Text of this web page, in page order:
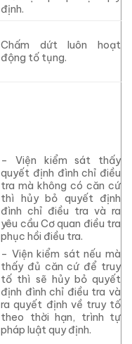
định.
Chấm dứt luôn hoạt
động tố tụng.
– Viện kiểm sát thấy
quyết định đình chỉ điều
tra mà không có căn cứ
thì hủy bỏ quyết định
đình chỉ điều tra và ra
yêu cầu Cơ quan điều tra
phục hồi điều tra.
– Viện kiểm sát nếu mà
thấy đủ căn cứ để truy
tố thì sẽ hủy bỏ quyết
định đình chỉ điều tra và
ra quyết định về truy tố
theo thời hạn, trình tự
pháp luật quy định.